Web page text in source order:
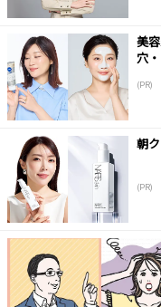
美
穴
(PR)
朝
(PR)